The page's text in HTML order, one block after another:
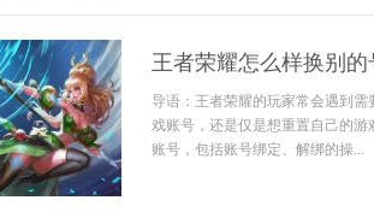
王者荣耀怎么样换别的
导语：王者荣耀的玩家常会遇到
戏账号，还是仅是想重置自己的
账号，包括账号绑定、解绑的操...